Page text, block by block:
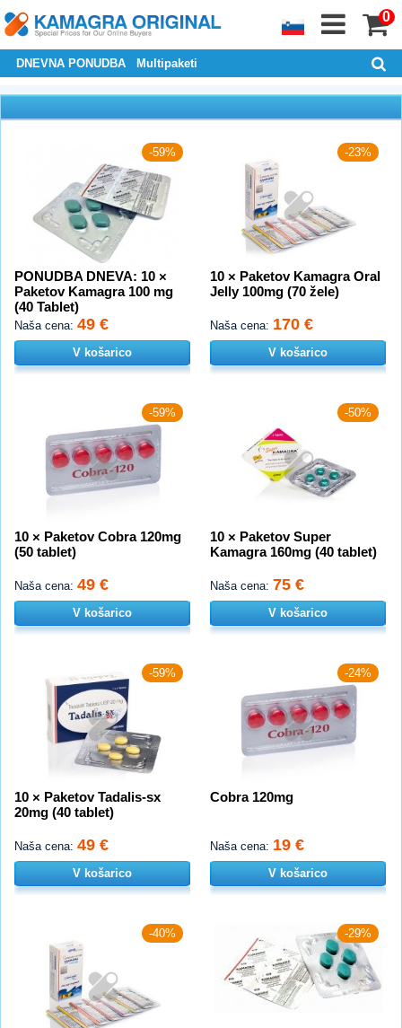
0
DNEVNA PONUDBA Multipaketi
-59%
PONUDBA DNEVA: 10 ×
Paketov Kamagra 100 mg
(40 Tablet)
Naša cena: 49 €
V košarico
-23%
10 × Paketov Kamagra Oral
Jelly 100mg (70 žele)
Naša cena: 170 €
V košarico
-59%
10 × Paketov Cobra 120mg
(50 tablet)
Naša cena: 49 €
V košarico
-50%
10 × Paketov Super
Kamagra 160mg (40 tablet)
Naša cena: 75 €
V košarico
-59%
10 × Paketov Tadalis-sx
20mg (40 tablet)
Naša cena: 49 €
V košarico
-24%
Cobra 120mg
Naša cena: 19 €
V košarico
-40% -29%